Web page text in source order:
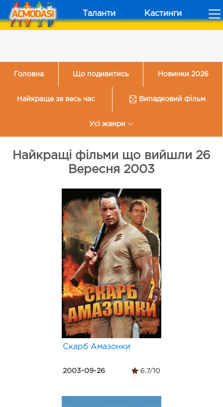
Таланти Кастинги
Головна Що подивитись Новинки 2026
Найкраще за весь час Випадковий фільм
Усі жанри
Найкращі фільми що вийшли 26
Вересня 2003
Скарб Амазонки
2003-09-26 6.7/10